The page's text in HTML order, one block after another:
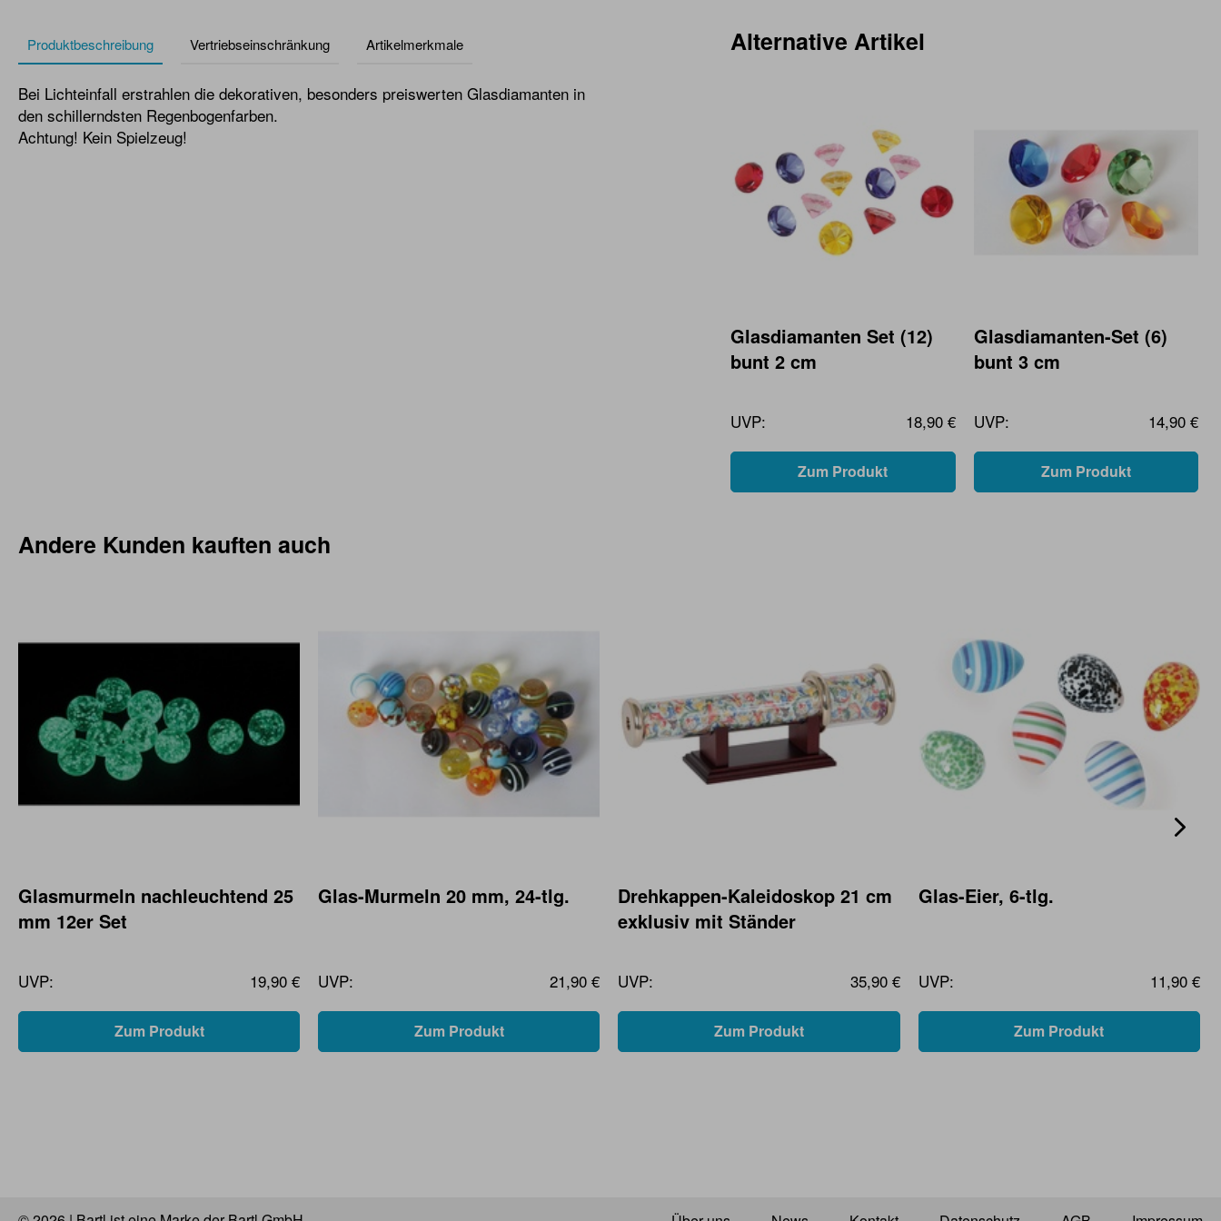
Produktbeschreibung Vertriebseinschränkung Artikelmerkmale
Bei Lichteinfall erstrahlen die dekorativen, besonders preiswerten Glasdiamanten in
den schillerndsten Regenbogenfarben.
Achtung! Kein Spielzeug!
Alternative Artikel
Glasdiamanten Set (12)
bunt 2 cm
UVP: 18,90 €
Zum Produkt
Glasdiamanten-Set (6)
bunt 3 cm
UVP: 14,90 €
Zum Produkt
Andere Kunden kauften auch
Glasmurmeln nachleuchtend 25
mm 12er Set
UVP: 19,90 €
Zum Produkt
Glas-Murmeln 20 mm, 24-tlg.
UVP: 21,90 €
Zum Produkt
Drehkappen-Kaleidoskop 21 cm
exklusiv mit Ständer
UVP: 35,90 €
Zum Produkt
Glas-Eier, 6-tlg.
UVP: 11,90 €
Zum Produkt